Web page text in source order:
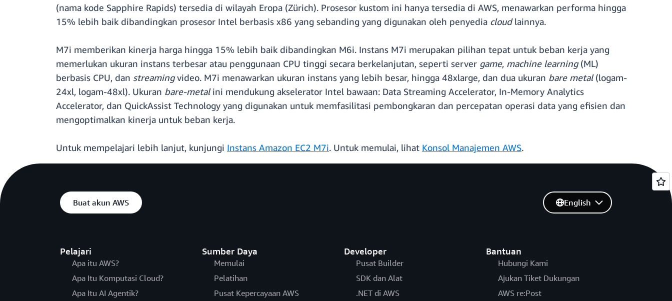
(nama kode Sapphire Rapids) tersedia di wilayah Eropa (Zürich). Prosesor kustom ini hanya tersedia di AWS, menawarkan performa hingga
15% lebih baik dibandingkan prosesor Intel berbasis x86 yang sebanding yang digunakan oleh penyedia cloudlainnya.
M7i memberikan kinerja harga hingga 15% lebih baik dibandingkan M6i. Instans M7i merupakan pilihan tepat untuk beban kerja yang
memerlukan ukuran instans terbesar atau penggunaan CPU tinggi secara berkelanjutan, seperti server game, machine learning(ML)
berbasis CPU, dan streamingvideo. M7i menawarkan ukuran instans yang lebih besar, hingga 48xlarge, dan dua ukuran bare metal(logam-
24xl, logam-48xl). Ukuran bare-metalini mendukung akselerator Intel bawaan: Data Streaming Accelerator, In-Memory Analytics
Accelerator, dan QuickAssist Technology yang digunakan untuk memfasilitasi pembongkaran dan percepatan operasi data yang efisien dan
mengoptimalkan kinerja untuk beban kerja.
Untuk mempelajari lebih lanjut, kunjungi Instans Amazon EC2 M7i. Untuk memulai, lihat Konsol Manajemen AWS.
Buat akun AWS
Pelajari
Apa itu AWS?
Apa Itu Komputasi Cloud?
Apa Itu AI Agentik?
Sumber Daya
Memulai
Pelatihan
Pusat Kepercayaan AWS
Developer
Pusat Builder
SDK dan Alat
.NET di AWS
Bantuan
Hubungi Kami
Ajukan Tiket Dukungan
AWS re:Post
English